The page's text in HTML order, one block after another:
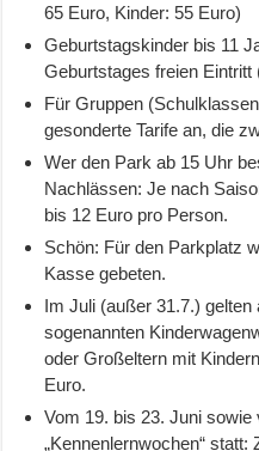
65 Euro, Kinder: 55 Euro)
Geburtstagskinder bis 11
Geburtstages freien
Für Gruppen
gesonderte Tarife an, die
Wer den Park ab 15 Uhr
Nachlässen: Je nach
bis 12 Euro pro Person.
Schön: Für den Parkplatz
Kasse gebeten.
Im Juli (außer 31.7.)
sogenannten
oder Großeltern mit
Euro.
Vom 19. bis 23. Juni
„Kennenlernwochen“